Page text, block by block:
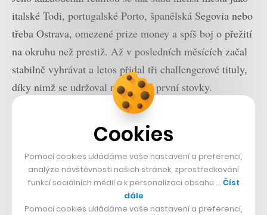
italské Todi, portugalské Porto, španělská Segovia nebo
třeba Ostrava, omezené prize money a spíš boj o přežití
na okruhu než prestiž. Až v posledních měsících začal
stabilně vyhrávat a letos přidal tři challengerové tituly,
díky nimž se udržoval na hranici první stovky.
Cookies
Pomocí cookies ukládáme vaše nastavení a preferencí,
analýze návštěvnosti našich stránek, zprostředkování
funkcí sociálních médií a k personalizaci obsahu … Číst
dále
Pomocí cookies ukládáme vaše nastavení a preferencí,